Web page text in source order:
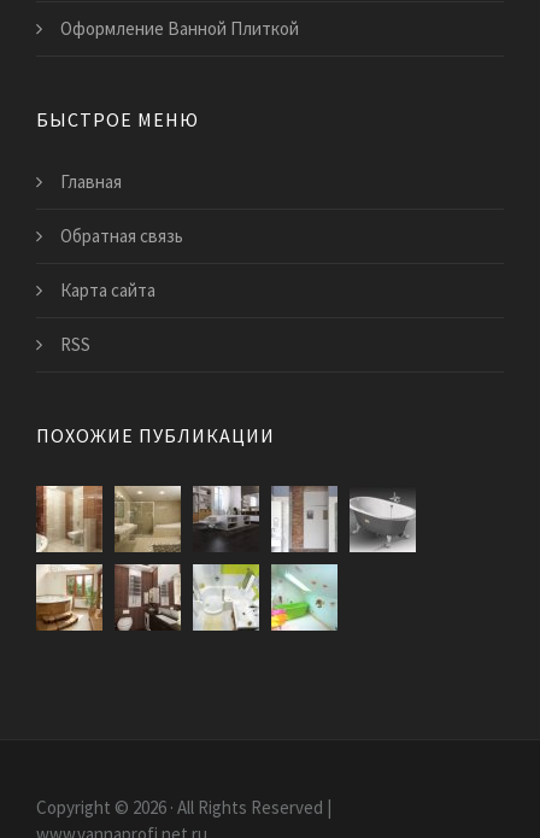
Оформление Ванной Плиткой
БЫСТРОЕ МЕНЮ
Главная
Обратная связь
Карта сайта
RSS
ПОХОЖИЕ ПУБЛИКАЦИИ
Copyright © 2026 · All Rights Reserved |
www.vannaprofi.net.ru